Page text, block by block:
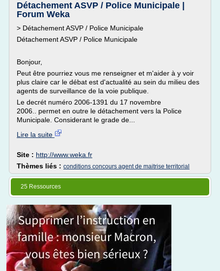
Détachement ASVP / Police Municipale |
Forum Weka
> Détachement ASVP / Police Municipale
Détachement ASVP / Police Municipale
Bonjour,
Peut être pourriez vous me renseigner et m'aider à y voir
plus claire car le débat est d'actualité au sein du milieu des
agents de surveillance de la voie publique.
Le decrét numéro 2006-1391 du 17 novembre
2006.. permet en outre le détachement vers la Police
Municipale. Considerant le grade de...
Lire la suite
Site : http://www.weka.fr
Thèmes liés : conditions concours agent de maitrise territorial
25 Ressources